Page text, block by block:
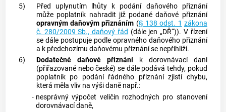
5)
Před uplynutím lhůty k podání daňového přiznání
může poplatník nahradit již podané daňové přiznání
opravným daňovým přiznáním (§ 138 odst. 1 zákona
č. 280/2009 Sb., daňový řád (dále jen „DŘ“)). V řízení
se dále postupuje podle opravného daňového přiznání
a k předchozímu daňovému přiznání se nepřihlíží.
6)
Dodatečné daňové přiznáník dorovnávací dani
(přiřazované nebo české) se dále podává tehdy, pokud
poplatník po podání řádného přiznání zjistí chybu,
která měla vliv na výši daně např.:
- nesprávný výpočet veličin rozhodných pro stanovení
dorovnávací daně,